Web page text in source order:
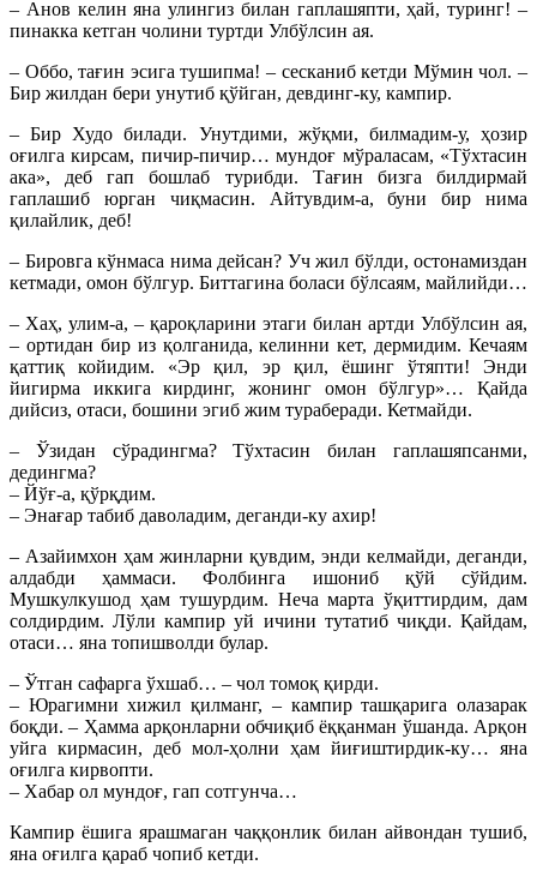
– Анов келин яна улингиз билан гаплашяпти, ҳай, туринг! –
пинакка кетган чолини туртди Улбўлсин ая.
– Оббо, тағин эсига тушипма! – сесканиб кетди Мўмин чол. –
Бир жилдан бери унутиб қўйган, девдинг-ку, кампир.
– Бир Худо билади. Унутдими, жўқми, билмадим-у, ҳозир
оғилга кирсам, пичир-пичир… мундоғ мўраласам, «Тўхтасин
ака», деб гап бошлаб турибди. Тағин бизга билдирмай
гаплашиб юрган чиқмасин. Айтувдим-а, буни бир нима
қилайлик, деб!
– Бировга кўнмаса нима дейсан? Уч жил бўлди, остонамиздан
кетмади, омон бўлгур. Биттагина боласи бўлсаям, майлийди…
– Хаҳ, улим-а, – қароқларини этаги билан артди Улбўлсин ая,
– ортидан бир из қолганида, келинни кет, дермидим. Кечаям
қаттиқ койидим. «Эр қил, эр қил, ёшинг ўтяпти! Энди
йигирма иккига кирдинг, жонинг омон бўлгур»… Қайда
дийсиз, отаси, бошини эгиб жим тураберади. Кетмайди.
– Ўзидан сўрадингма? Тўхтасин билан гаплашяпсанми,
дедингма?
– Йўғ-а, қўрқдим.
– Энағар табиб даволадим, деганди-ку ахир!
– Азайимхон ҳам жинларни қувдим, энди келмайди, деганди,
алдабди ҳаммаси. Фолбинга ишониб қўй сўйдим.
Мушкулкушод ҳам тушурдим. Неча марта ўқиттирдим, дам
солдирдим. Лўли кампир уй ичини тутатиб чиқди. Қайдам,
отаси… яна топишволди булар.
– Ўтган сафарга ўхшаб… – чол томоқ қирди.
– Юрагимни хижил қилманг, – кампир ташқарига олазарак
боқди. – Ҳамма арқонларни обчиқиб ёққанман ўшанда. Арқон
уйга кирмасин, деб мол-ҳолни ҳам йиғиштирдик-ку… яна
оғилга кирвопти.
– Хабар ол мундоғ, гап сотгунча…
Кампир ёшига ярашмаган чаққонлик билан айвондан тушиб,
яна оғилга қараб чопиб кетди.